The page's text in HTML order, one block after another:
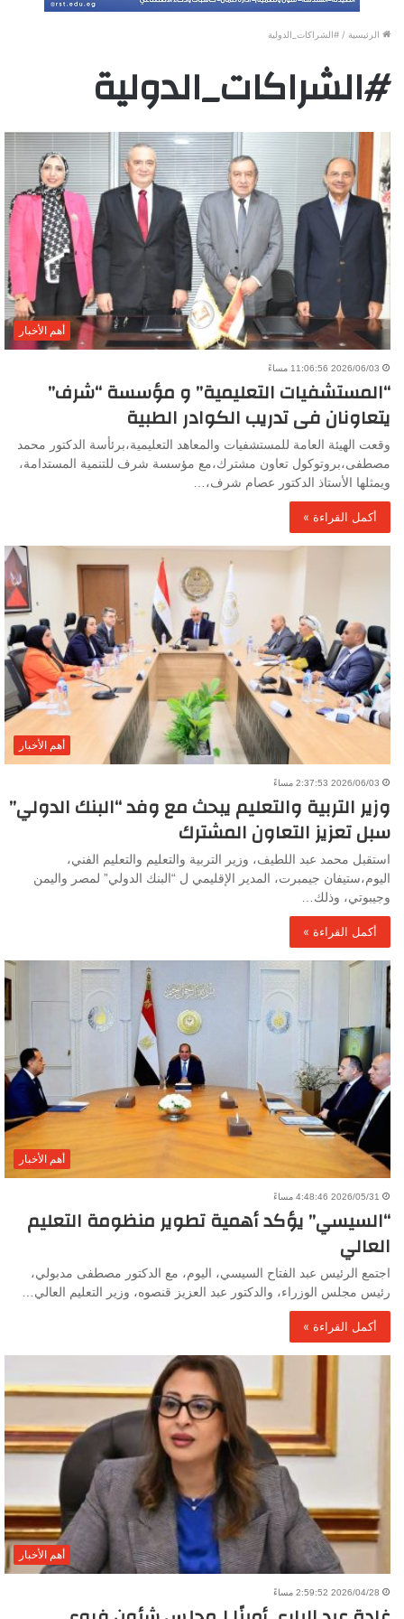
الرئيسية / #الشراكات_الدولية
#الشراكات_الدولية
أهم الأخبار
2026/06/03 11:06:56 مساءً
“المستشفيات التعليمية” و مؤسسة “شرف”
يتعاونان فى تدريب الكوادر الطبية
وقعت الهيئة العامة للمستشفيات والمعاهد التعليمية،برئأسة الدكتور محمد
مصطفى،بروتوكول تعاون مشترك،مع مؤسسة شرف للتنمية المستدامة،
ويمثلها الأستاذ الدكتور عصام شرف،…
أكمل القراءة »
أهم الأخبار
2026/06/03 2:37:53 مساءً
وزير التربية والتعليم يبحث مع وفد “البنك الدولي”
سبل تعزيز التعاون المشترك
استقبل محمد عبد اللطيف، وزير التربية والتعليم والتعليم الفني،
اليوم،ستيفان جيمبرت، المدير الإقليمي ل “البنك الدولي” لمصر واليمن
وجيبوتي، وذلك…
أكمل القراءة »
أهم الأخبار
2026/05/31 4:48:46 مساءً
“السيسي” يؤكد أهمية تطوير منظومة التعليم
العالي
اجتمع الرئيس عبد الفتاح السيسي، اليوم، مع الدكتور مصطفى مدبولي،
رئيس مجلس الوزراء، والدكتور عبد العزيز قنصوه، وزير التعليم العالي…
أكمل القراءة »
أهم الأخبار
2026/04/28 2:59:52 مساءً